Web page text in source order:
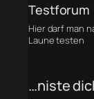
Testforum
Hier darf man
Laune testen
…niste